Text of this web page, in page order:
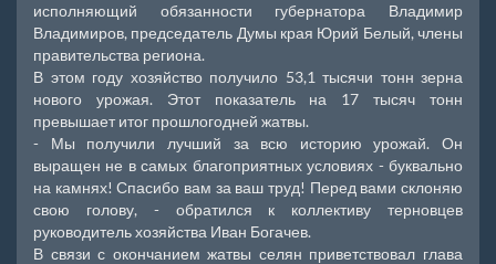
исполняющий обязанности губернатора Владимир
Владимиров, председатель Думы края Юрий Белый, члены
правительства региона.
В этом году хозяйство получило 53,1 тысячи тонн зерна
нового урожая. Этот показатель на 17 тысяч тонн
превышает итог прошлогодней жатвы.
- Мы получили лучший за всю историю урожай. Он
выращен не в самых благоприятных условиях - буквально
на камнях! Спасибо вам за ваш труд! Перед вами склоняю
свою голову, - обратился к коллективу терновцев
руководитель хозяйства Иван Богачев.
В связи с окончанием жатвы селян приветствовал глава